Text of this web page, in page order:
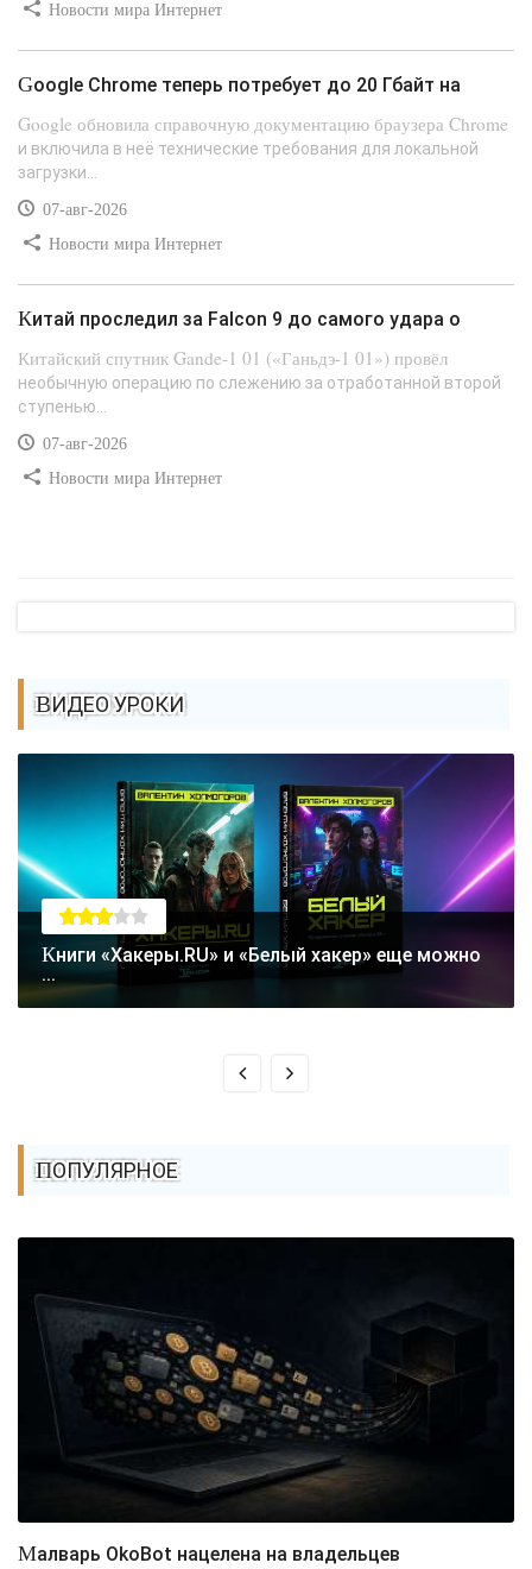
Новости мира Интернет
Google Chrome теперь потребует до 20 Гбайт на
Google обновила справочную документацию браузера Chrome
и включила в неё технические требования для локальной
загрузки...
07-авг-2026
Новости мира Интернет
Китай проследил за Falcon 9 до самого удара о
Китайский спутник Gande-1 01 («Ганьдэ-1 01») провёл
необычную операцию по слежению за отработанной второй
ступенью...
07-авг-2026
Новости мира Интернет
ВИДЕО УРОКИ
Книги «Хакеры.RU» и «Белый хакер» еще можно
...
ПОПУЛЯРНОЕ
Малварь OkoBot нацелена на владельцев